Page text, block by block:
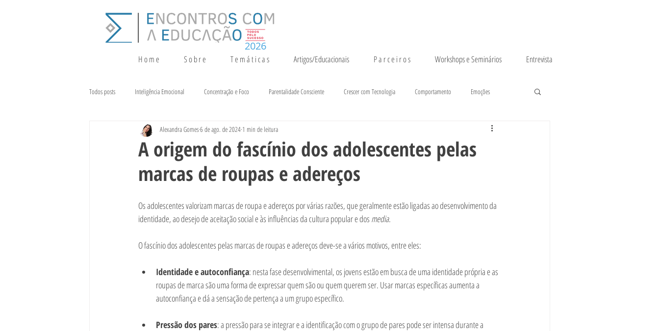
H o m e S o b r e T e m á t i c a s Artigos/Educacionais P a r c e i r o s Workshops e Seminários Entrevista
2026
Todos posts Inteligência Emocional Concentração e Foco Parentalidade Consciente Crescer com Tecnologia Comportamento Emoções
Terapia da Fala Alimentação e Crescimento
A origem do fascínio dos adolescentes pelas
marcas de roupas e adereços
Alexandra Gomes6 de ago. de 2024 1 min de leitura
Os adolescentes valorizam marcas de roupa e adereços por várias razões, que geralmente estão ligadas ao desenvolvimento da
identidade, ao desejo de aceitação social e às influências da cultura popular e dos media.
O fascínio dos adolescentes pelas marcas de roupas e adereços deve-se a vários motivos, entre eles:
Identidade e autoconfiança: nesta fase desenvolvimental, os jovens estão em busca de uma identidade própria e as
roupas de marca são uma forma de expressar quem são ou quem querem ser. Usar marcas específicas aumenta a
autoconfiança e dá a sensação de pertença a um grupo específico.
Pressão dos pares: a pressão para se integrar e a identificação com o grupo de pares pode ser intensa durante a